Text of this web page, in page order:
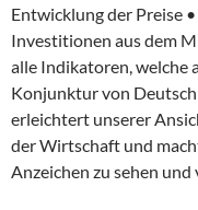
Entwicklung der Preise
Investitionen aus dem
alle Indikatoren, welche
Konjunktur von
erleichtert unserer
der Wirtschaft und
Anzeichen zu sehen